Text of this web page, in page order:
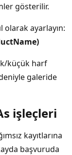
gösterilir.
ayarlayın:
küçük harf
galeride
işleçleri
kayıtlarına
başvuruda